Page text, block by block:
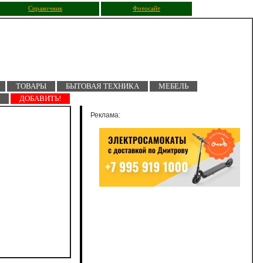
Справочник Фотосайт
ТОВАРЫ БЫТОВАЯ ТЕХНИКА
МЕБЕЛЬ
ДОБАВИТЬ!
Реклама: